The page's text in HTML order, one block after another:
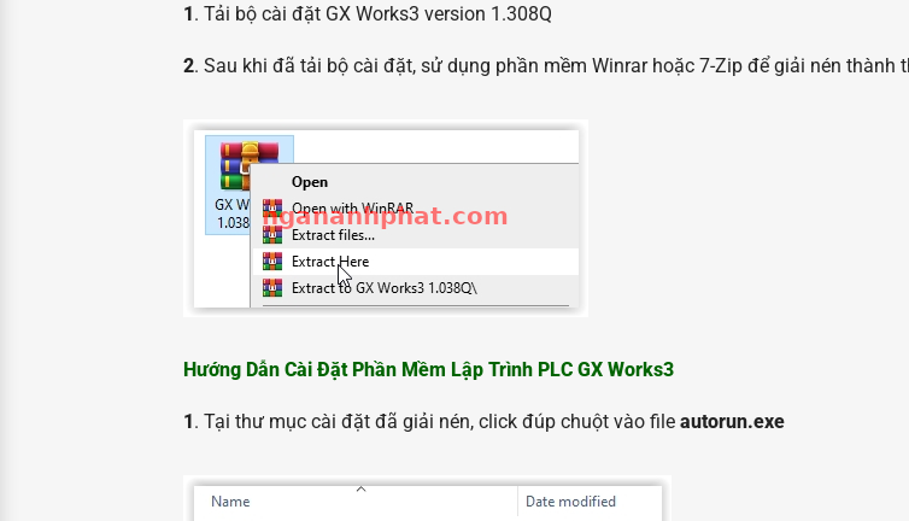
1. Tải bộ cài đặt GX Works3 version 1.308Q
2. Sau khi đã tải bộ cài đặt, sử dụng phần mềm Winrar hoặc 7-Zip để giải nén thành
Hướng Dẫn Cài Đặt Phần Mềm Lập Trình PLC GX Works3
1. Tại thư mục cài đặt đã giải nén, click đúp chuột vào file autorun.exe